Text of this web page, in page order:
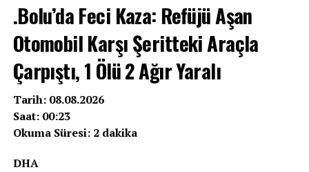
.Bolu’da Feci Kaza: Refüjü Aşan
Otomobil Karşı Şeritteki Araçla
Çarpıştı, 1 Ölü 2 Ağır Yaralı
Tarih: 08.08.2026
Saat: 00:23
Okuma Süresi: 2 dakika
DHA